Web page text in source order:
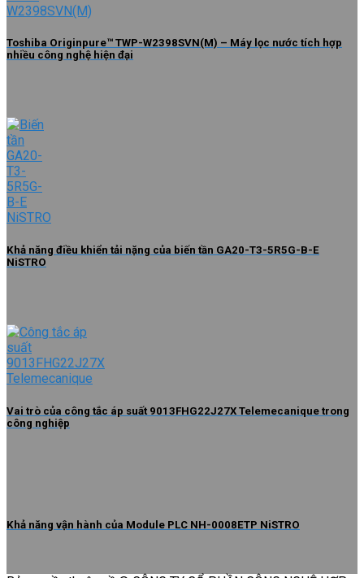
Toshiba Originpure™ TWP-W2398SVN(M) – Máy lọc nước tích hợp
nhiều công nghệ hiện đại
Khả năng điều khiển tải nặng của biến tần GA20-T3-5R5G-B-E
NiSTRO
Vai trò của công tắc áp suất 9013FHG22J27X Telemecanique trong
công nghiệp
Khả năng vận hành của Module PLC NH-0008ETP NiSTRO